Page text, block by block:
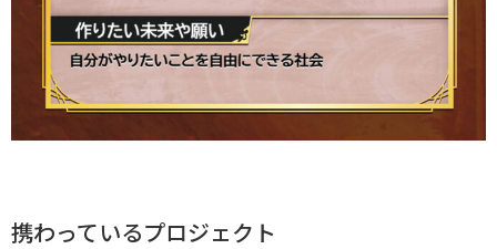
携わっているプロジェクト